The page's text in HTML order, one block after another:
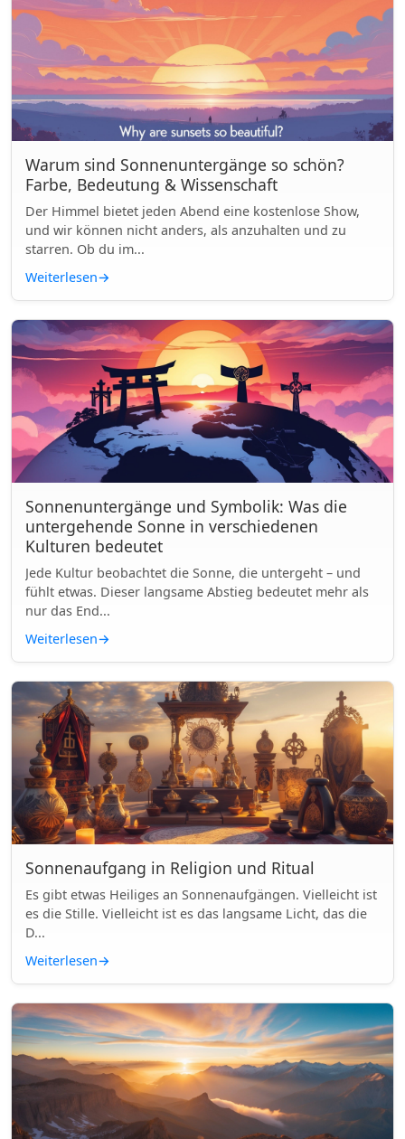
Warum sind Sonnenuntergänge so schön?
Farbe, Bedeutung & Wissenschaft
Der Himmel bietet jeden Abend eine kostenlose Show,
und wir können nicht anders, als anzuhalten und zu
starren. Ob du im...
Weiterlesen→
Sonnenuntergänge und Symbolik: Was die
untergehende Sonne in verschiedenen
Kulturen bedeutet
Jede Kultur beobachtet die Sonne, die untergeht – und
fühlt etwas. Dieser langsame Abstieg bedeutet mehr als
nur das End...
Weiterlesen→
Sonnenaufgang in Religion und Ritual
Es gibt etwas Heiliges an Sonnenaufgängen. Vielleicht ist
es die Stille. Vielleicht ist es das langsame Licht, das die
D...
Weiterlesen→